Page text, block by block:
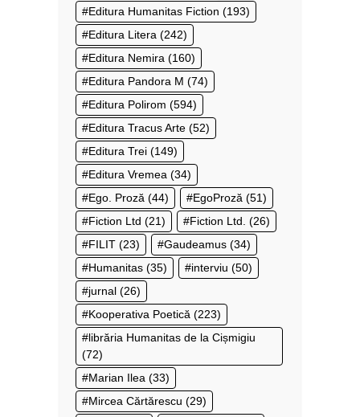
Editura Humanitas Fiction (193)
Editura Litera (242)
Editura Nemira (160)
Editura Pandora M (74)
Editura Polirom (594)
Editura Tracus Arte (52)
Editura Trei (149)
Editura Vremea (34)
Ego. Proză (44) EgoProză (51)
Fiction Ltd (21) Fiction Ltd. (26)
FILIT (23) Gaudeamus (34)
Humanitas (35) interviu (50)
jurnal (26)
Kooperativa Poetică (223)
librăria Humanitas de la Cișmigiu
(72)
Marian Ilea (33)
Mircea Cărtărescu (29)